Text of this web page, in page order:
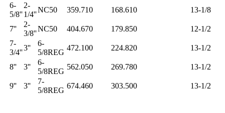
6-
5/8''
2-
1/4''
NC50 359.710 168.610 13-1/8
7''
2-
3/8''
NC50 404.670 179.850
12-1/2
7-
3/4''
3''
6-
5/8REG
472.100 224.820 13-1/2
8'' 3''
6-
5/8REG
562.050 269.780 13-1/2
9'' 3''
7-
5/8REG
674.460 303.500 13-1/2